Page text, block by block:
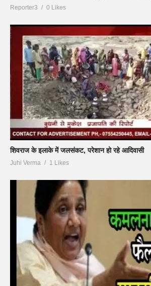
Reporter3 0 Likes
शिवराज के इलाके में जलसंकट, परेशान हो रहे आदिवासी
Juhi Verma 1 Likes